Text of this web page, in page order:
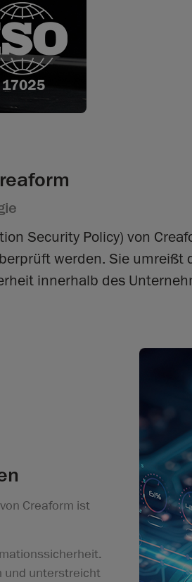
Security Policy) von
werden. Sie
innerhalb des
Creaform ist
und unterstreicht